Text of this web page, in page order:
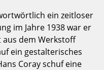
ein zeitloser
im Jahre 1938 war er
dem Werkstoff
ein gestalterisches
Coray schuf eine